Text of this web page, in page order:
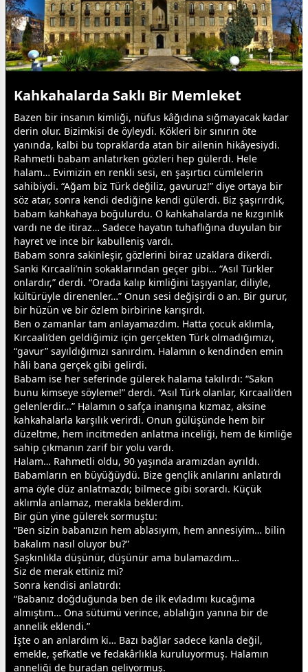
Kahkahalarda Saklı Bir Memleket
Bazen bir insanın kimliği, nüfus kâğıdına sığmayacak kadar
derin olur. Bizimkisi de öyleydi. Kökleri bir sınırın öte
yanında, kalbi bu topraklarda atan bir ailenin hikâyesiydi.
Rahmetli babam anlatırken gözleri hep gülerdi. Hele
halam… Evimizin en renkli sesi, en şaşırtıcı cümlelerin
sahibiydi. “Ağam biz Türk değiliz, gavuruz!” diye ortaya bir
söz atar, sonra kendi dediğine kendi gülerdi. Biz şaşırırdık,
babam kahkahaya boğulurdu. O kahkahalarda ne kızgınlık
vardı ne de itiraz… Sadece hayatın tuhaflığına duyulan bir
hayret ve ince bir kabulleniş vardı.
Babam sonra sakinleşir, gözlerini biraz uzaklara dikerdi.
Sanki Kırcaali’nin sokaklarından geçer gibi… “Asıl Türkler
onlardır,” derdi. “Orada kalıp kimliğini taşıyanlar, diliyle,
kültürüyle direnenler…” Onun sesi değişirdi o an. Bir gurur,
bir hüzün ve bir özlem birbirine karışırdı.
Ben o zamanlar tam anlayamazdım. Hatta çocuk aklımla,
Kırcaali’den geldiğimiz için gerçekten Türk olmadığımızı,
“gavur” sayıldığımızı sanırdım. Halamın o kendinden emin
hâli bana gerçek gibi gelirdi.
Babam ise her seferinde gülerek halama takılırdı: “Sakın
bunu kimseye söyleme!” derdi. “Asıl Türk olanlar, Kırcaali’den
gelenlerdir…” Halamın o safça inanışına kızmaz, aksine
kahkahalarla karşılık verirdi. Onun gülüşünde hem bir
düzeltme, hem incitmeden anlatma inceliği, hem de kimliğe
sahip çıkmanın zarif bir yolu vardı.
Halam… Rahmetli oldu, 90 yaşında aramızdan ayrıldı.
Babamların en büyüğüydü. Bize gençlik anılarını anlatırdı
ama öyle düz anlatmazdı; bilmece gibi sorardı. Küçük
aklımla anlamaz, merakla beklerdim.
Bir gün yine gülerek sormuştu:
“Ben sizin babanızın hem ablasıyım, hem annesiyim… bilin
bakalım nasıl oluyor bu?”
Şaşkınlıkla düşünür, düşünür ama bulamazdım…
Siz de merak ettiniz mi?
Sonra kendisi anlatırdı:
“Babanız doğduğunda ben de ilk evladımı kucağıma
almıştım… Ona sütümü verince, ablalığın yanına bir de
annelik eklendi.”
İşte o an anlardım ki… Bazı bağlar sadece kanla değil,
emekle, şefkatle ve fedakârlıkla kuruluyormuş. Halamın
anneliği de buradan geliyormuş.